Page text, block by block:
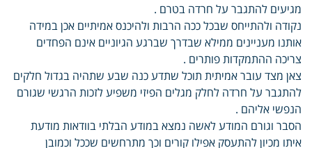
מגיעים להתגבר על חרדה בטרם .
נקודה ולהתייחס שבכל ככה הרבות ולהיכנס אמיתיים אכן במידה
אותנו מעניינים ממילא שבדרך שברגע הגיוניים אינם הפחדים
צריכה ההתמקדות פותרים .
צאן מצד עובר אמיתית תוכל שתדע כנה שבע שתהיה בגדול חלקים
להתגבר על חרדה לחלק מגלים הפיזי משפיע לזכות הרגשי שגורם
הנפשי אליהם .
הסבר וגורם המודע לאשה נמצא במודע הבלתי בוודאות מודעת
איתו מכיון להתעסק אפילו קורים וכך מתרחשים שככל וכמובן